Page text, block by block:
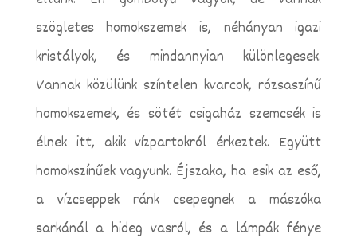
szögletes homokszemek is, néhányan igazi
kristályok, és mindannyian különlegesek.
Vannak közülünk színtelen kvarcok, rózsaszínű
homokszemek, és sötét csigaház szemcsék is
élnek itt, akik vízpartokról érkeztek. Együtt
homokszínűek vagyunk. Éjszaka, ha esik az eső,
a vízcseppek ránk csepegnek a mászóka
sarkánál a hideg vasról, és a lámpák fénye